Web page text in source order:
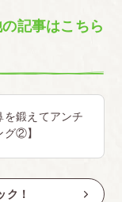
記事はこちら
鍛えてアンチ
グ②】
ク！